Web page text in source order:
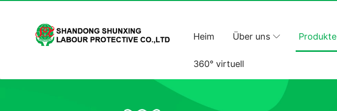
Heim Über uns Produkte
360° virtuell